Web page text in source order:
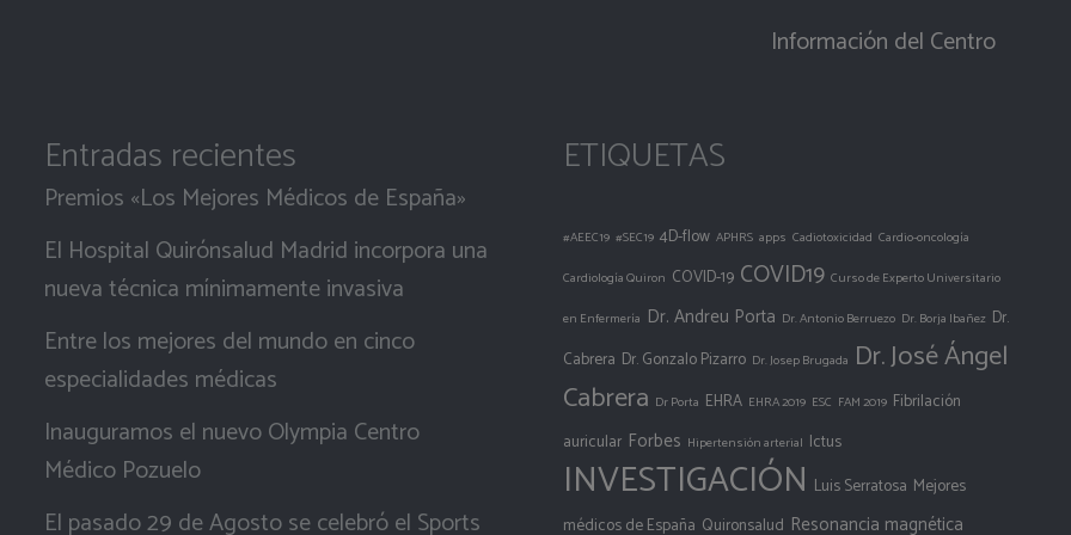
Información del Centro
Entradas recientes
Premios «Los Mejores Médicos de España»
El Hospital Quirónsalud Madrid incorpora una
nueva técnica mínimamente invasiva
Entre los mejores del mundo en cinco
especialidades médicas
Inauguramos el nuevo Olympia Centro
Médico Pozuelo
El pasado 29 de Agosto se celebró el Sports
ETIQUETAS
#AEEC19 #SEC19 4D-flow APHRS apps Cadiotoxicidad Cardio-oncología
Cardiología Quiron COVID-19 COVID19 Curso de Experto Universitario
en Enfermería Dr. Andreu Porta Dr. Antonio Berruezo Dr. Borja Ibañez Dr.
Cabrera Dr. Gonzalo Pizarro Dr. Josep Brugada Dr. José Ángel
Cabrera Dr Porta EHRA EHRA 2019 ESC FAM 2019 Fibrilación
auricular Forbes Hipertensión arterial Ictus
INVESTIGACIÓN Luis Serratosa Mejores
médicos de España Quironsalud Resonancia magnética